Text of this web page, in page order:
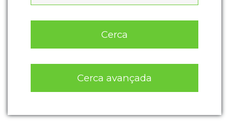
Cerca
Cerca avançada